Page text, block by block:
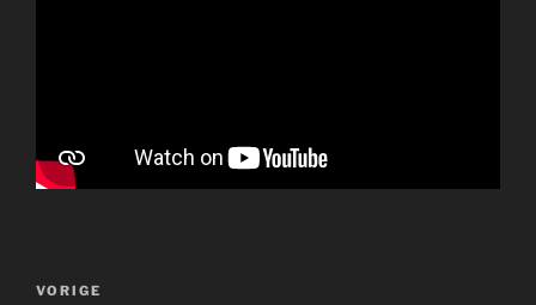
Vorig
VORIGE